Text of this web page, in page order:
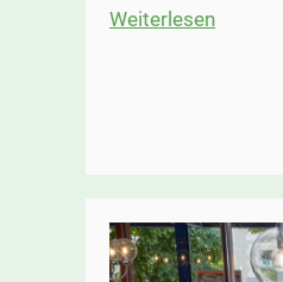
Weiterlesen:
erprobt